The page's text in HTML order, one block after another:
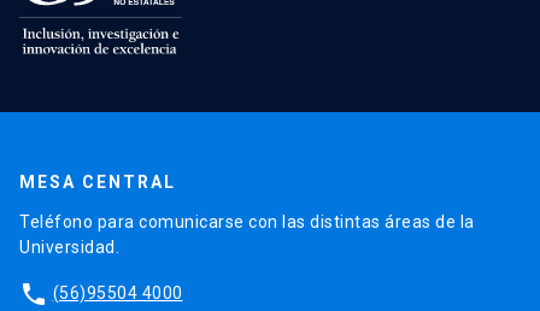
MESA CENTRAL
Teléfono para comunicarse con las distintas áreas de la
Universidad.
phone (56)95504 4000